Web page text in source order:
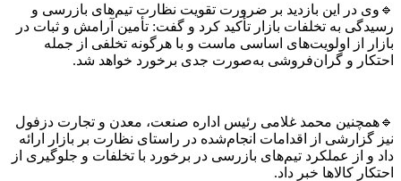
در این بازدید بر ضرورت تقویت نظارت تیم‌های بازرسی و
به تخلفات بازار تأکید کرد و گفت: تأمین آرامش و ثبات در
از اولویت‌های اساسی ماست و با هرگونه تخلفی از جمله
و گران‌فروشی به‌صورت جدی برخورد خواهد شد.
محمد غلامی رئیس اداره صنعت، معدن و تجارت دزفول
از اقدامات انجام‌شده در راستای نظارت بر بازار ارائه
از عملکرد تیم‌های بازرسی در برخورد با تخلفات و جلوگیری از
کالاها خبر داد.